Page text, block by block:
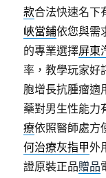
款合法快速名下
峽當鋪依您與需
的專業選擇屏東
率，教學玩家好
胞增長抗腫瘤適
藥對男生性能力
療依照醫師處方
何治療灰指甲外
證原裝正品贈品